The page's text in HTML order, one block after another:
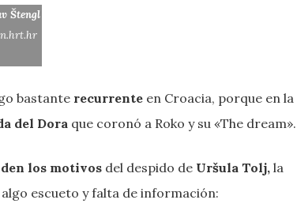
Štengl
bastante recurrente en Croacia, porque en la
del Dora que coronó a Roko y su «The dream».
los motivos del despido de Uršula Tolj, la
algo escueto y falta de información: